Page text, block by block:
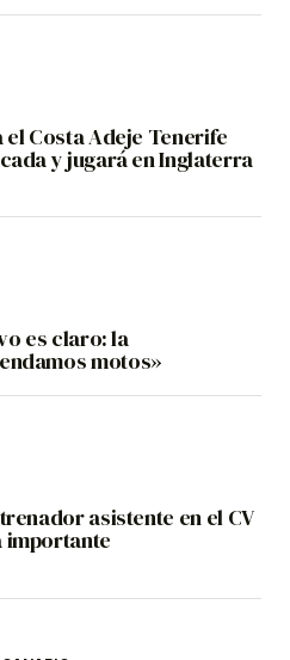
el Costa Adeje Tenerife
y jugará en Inglaterra
es claro: la
motos»
asistente en el CV
importante